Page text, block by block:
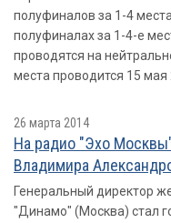
полуфиналов за 1-4
полуфиналах за 1-4-е
проводятся на
места проводится 15 мая
26 марта 2014
На радио "Эхо
Владимира
Генеральный директор
"Динамо" (Москва) стал